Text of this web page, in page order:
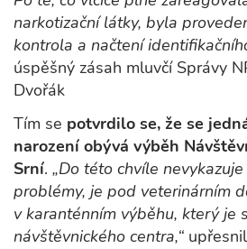
narkotizační látky, byla
kontrola a načtení
úspěšný zásah mluvčí Správy
Dvořák
Tím se potvrdilo se, že se
narození obývá výběh
Srní. „Do této chvíle
problémy, je pod veterinárním
v karanténním výběhu, který je
návštěvnického centra,“